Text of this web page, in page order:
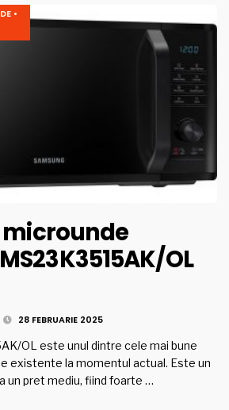
•
OL
28 FEBRUARIE 2025
OL este unul dintre cele mai bune
existente la momentul actual. Este un
un pret mediu, fiind foarte …